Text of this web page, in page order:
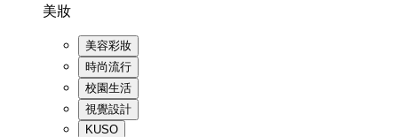
美妝
美容彩妝
時尚流行
校園生活
視覺設計
KUSO